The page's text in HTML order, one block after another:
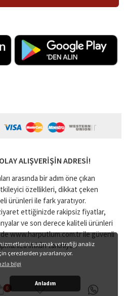
sunmak ve trafiği analiz
çerezlerden yararlanıyor.
bilgi
Anladım
ALIŞVERIŞIN ADRESI!
arasında bir adım öne çıkan
özellikleri, dikkat çeken
ürünleri ile fark yaratıyor.
ettiğinizde rakipsiz fiyatlar,
ve son derece kaliteli ürünleri
www.harputlum.com.tr ile güvenli
imkân tanınıyor.
0